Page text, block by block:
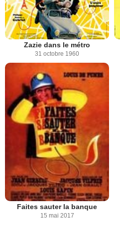
Zazie dans le métro
31 octobre 1960
Faites sauter la banque
15 mai 2017